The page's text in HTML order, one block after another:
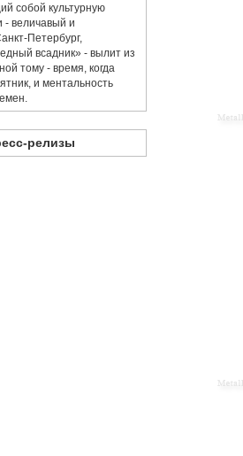
собой культурную
- величавый и
Петербург,
всадник» - вылит из
тому - время, когда
и ментальность
релизы